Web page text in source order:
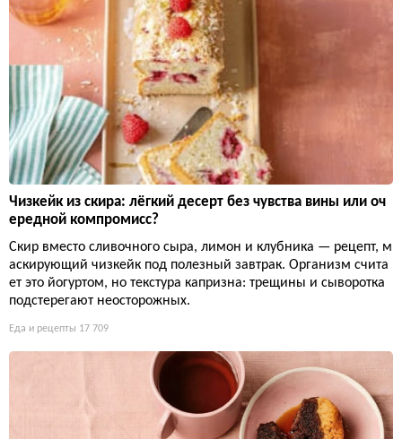
Чизкейк из скира: лёгкий десерт без чувства вины или оч
ередной компромисс?
Скир вместо сливочного сыра, лимон и клубника — рецепт, м
аскирующий чизкейк под полезный завтрак. Организм счита
ет это йогуртом, но текстура капризна: трещины и сыворотка
подстерегают неосторожных.
Еда и рецепты 17 709